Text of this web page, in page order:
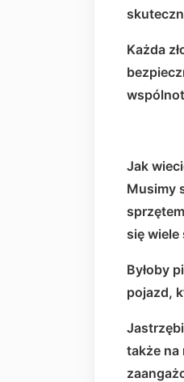
Każda
Jak
Musimy
się
Byłoby
pojazd,
także na